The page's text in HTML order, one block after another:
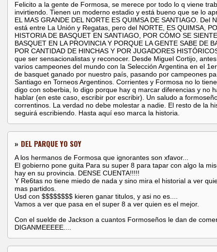
Felicito a la gente de Formosa, se merece por todo lo q viene
invirtiendo. Tienen un moderno estadio y está bueno que se lo
EL MAS GRANDE DEL NORTE ES QUIMSA DE SANTIAGO. Del
está entre La Unión y Regatas, pero del NORTE, ES QUIMSA,
HISTORIA DE BASQUET EN SANTIAGO, POR CÓMO SE
BASQUET EN LA PROVINCIA Y PORQUE LA GENTE SABE DE
POR CANTIDAD DE HINCHAS Y POR JUGADORES
que ser sensacionalistas y reconocer. Desde Miguel Cortijo,
varios campeones del mundo con la Selección Argentina en el
de basquet ganado por nuestro país, pasando por campeones
Santiago en Torneos Argentinos. Corrientes y Formosa no lo
digo con soberbia, lo digo porque hay q marcar diferencias y no
hablar (en este caso, escribir por escribir). Un saludo a
correntinos. La verdad no debe molestar a nadie. El resto de la
seguirá escribiendo. Hasta aquí eso marca la historia.
» DEL PARQUE YO SOY
A los hermanos de Formosa que ignorantes son xfavor...
El gobierno pone guita Para su super 8 para tapar con algo la
hay en su provincia. DENSE CUENTA!!!!!
Y Re6tas no tiene miedo de nada y sino mira el historial a ver
mas partidos.
Usd con $$$$$$$$ kieren ganar titulos, y asi no es....
Vamos a ver que pasa en el super 8 a ver quien es el mejor.
Con el suelde de Jackson a cuantos Formoseños le dan de
DIGANMEEEEE....